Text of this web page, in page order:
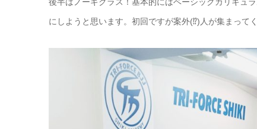
にしようと思います。初回ですが案外(⁉)人が集まってく